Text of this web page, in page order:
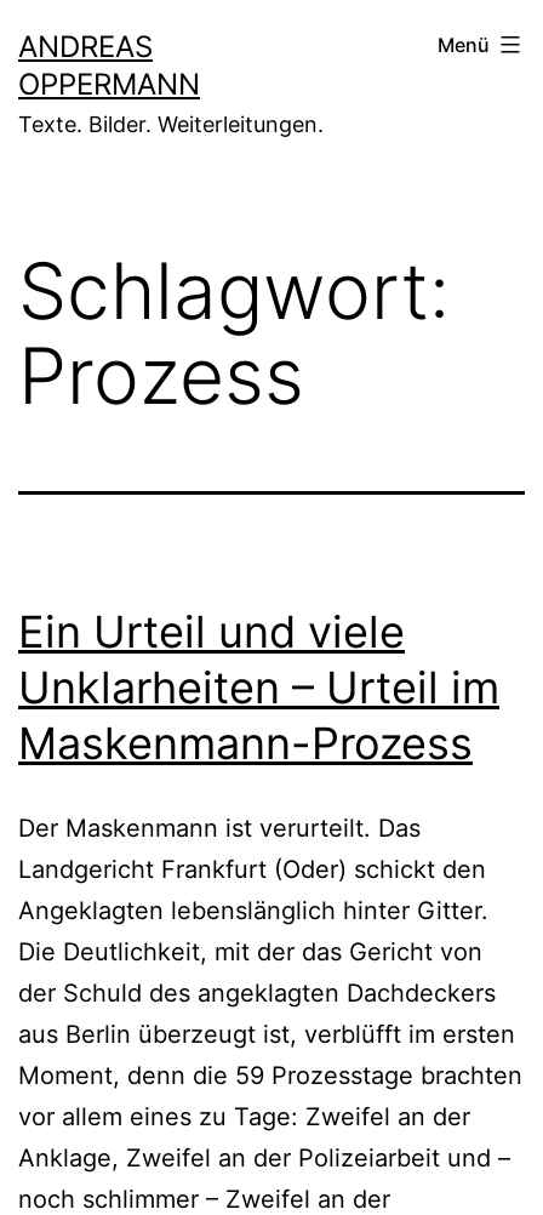
Inhalt
springen
ANDREAS
OPPERMANN
Texte. Bilder. Weiterleitungen.
Menü
Schlagwort:
Prozess
Ein Urteil und viele
Unklarheiten – Urteil im
Maskenmann-Prozess
Der Maskenmann ist verurteilt. Das
Landgericht Frankfurt (Oder) schickt den
Angeklagten lebenslänglich hinter Gitter.
Die Deutlichkeit, mit der das Gericht von
der Schuld des angeklagten Dachdeckers
aus Berlin überzeugt ist, verblüfft im ersten
Moment, denn die 59 Prozesstage brachten
vor allem eines zu Tage: Zweifel an der
Anklage, Zweifel an der Polizeiarbeit und –
noch schlimmer – Zweifel an der